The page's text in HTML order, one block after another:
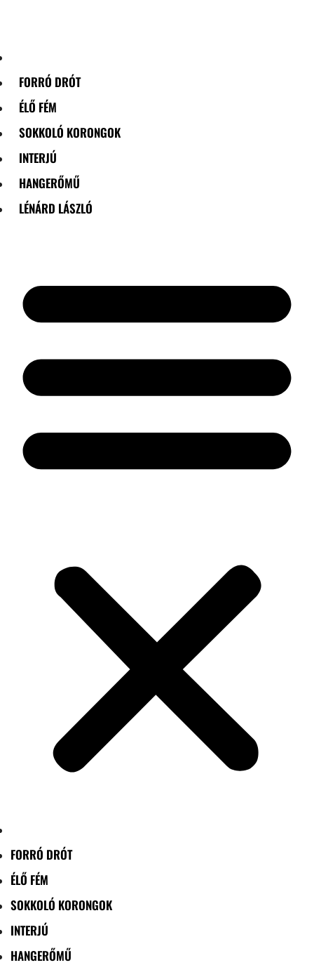
FORRÓ DRÓT
ÉLŐ FÉM
SOKKOLÓ KORONGOK
INTERJÚ
HANGERŐMŰ
LÉNÁRD LÁSZLÓ
FORRÓ DRÓT
ÉLŐ FÉM
SOKKOLÓ KORONGOK
INTERJÚ
HANGERŐMŰ